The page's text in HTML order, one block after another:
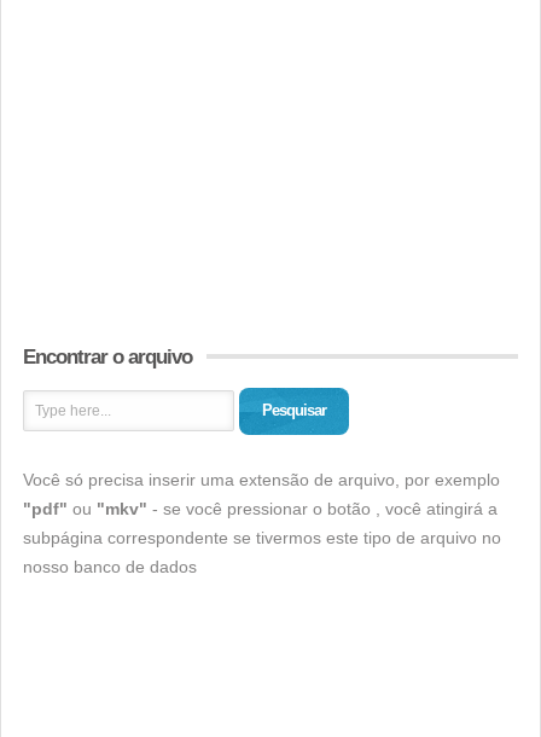
Encontrar o arquivo
Pesquisar
Você só precisa inserir uma extensão de arquivo, por exemplo
"pdf" ou "mkv" - se você pressionar o botão , você atingirá a
subpágina correspondente se tivermos este tipo de arquivo no
nosso banco de dados